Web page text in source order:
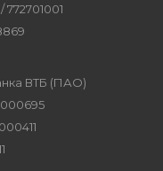
ВТБ (ПАО)